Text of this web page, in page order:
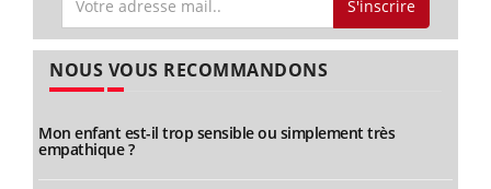
S'inscrire
NOUS VOUS RECOMMANDONS
Mon enfant est-il trop sensible ou simplement très
empathique ?